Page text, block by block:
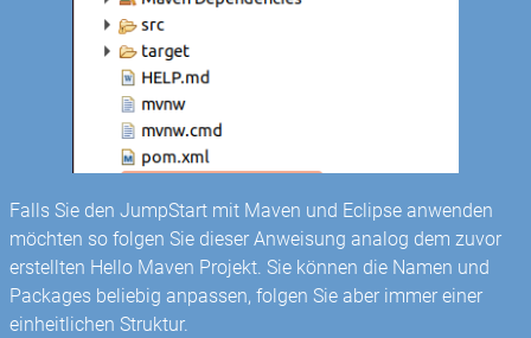
Falls Sie den JumpStart mit Maven und Eclipse anwenden
möchten so folgen Sie dieser Anweisung analog dem zuvor
erstellten Hello Maven Projekt. Sie können die Namen und
Packages beliebig anpassen, folgen Sie aber immer einer
einheitlichen Struktur.